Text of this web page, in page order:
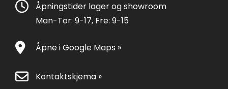
Åpningstider lager og showroom
Man-Tor: 9-17, Fre: 9-15
Åpne i Google Maps »
Kontaktskjema »